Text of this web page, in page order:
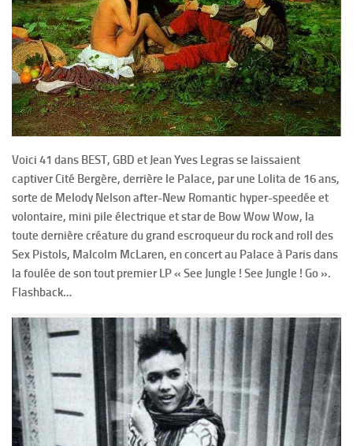
Voici 41 dans BEST, GBD et Jean Yves Legras se laissaient
captiver Cité Bergère, derrière le Palace, par une Lolita de 16 ans,
sorte de Melody Nelson after-New Romantic hyper-speedée et
volontaire, mini pile électrique et star de Bow Wow Wow, la
toute dernière créature du grand escroqueur du rock and roll des
Sex Pistols, Malcolm McLaren, en concert au Palace à Paris dans
la foulée de son tout premier LP « See Jungle ! See Jungle ! Go ».
Flashback…